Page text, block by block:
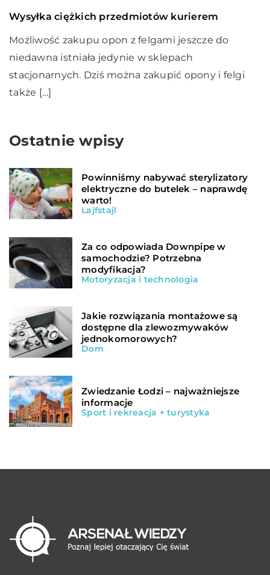
Wysyłka ciężkich przedmiotów kurierem
Możliwość zakupu opon z felgami jeszcze do
niedawna istniała jedynie w sklepach
stacjonarnych. Dziś można zakupić opony i felgi
także […]
Ostatnie wpisy
Powinniśmy nabywać sterylizatory
elektryczne do butelek – naprawdę
warto!
Lajfstajl
Za co odpowiada Downpipe w
samochodzie? Potrzebna
modyfikacja?
Motoryzacja i technologia
Jakie rozwiązania montażowe są
dostępne dla zlewozmywaków
jednokomorowych?
Dom
Zwiedzanie Łodzi – najważniejsze
informacje
Sport i rekreacja + turystyka